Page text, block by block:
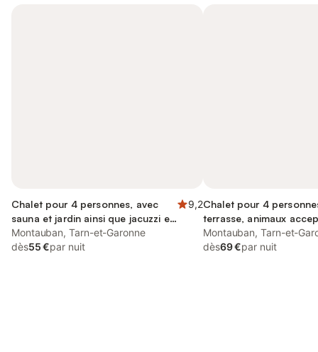
Chalet pour 4 personnes, avec
sauna et jardin ainsi que jacuzzi et
piscine
9,2
Montauban, Tarn-et-Garonne
dès55 €par nuit
Chalet pour 4
terrasse, animaux
Montauban, Tarn-et-
dès69 €par nuit